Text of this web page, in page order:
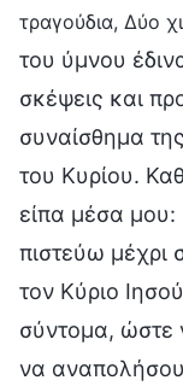
τραγούδια, Δύο
του ύμνου
σκέψεις και
συναίσθημα
του Κυρίου.
είπα μέσα μου:
πιστεύω μέχρι
τον Κύριο
σύντομα, ώστε
να